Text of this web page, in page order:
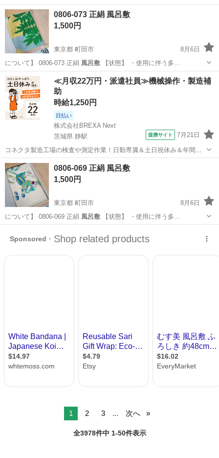
東京 町田市 ファブリック、カバー
0806-073 正絹 風呂敷
1,500円
東京都 町田市
8月6日
について】 0806-073 正絹 風呂敷 【状態】 ・使用に伴う多…
東京 町田市 ファブリック、カバー 風呂敷
≪月収22万円・派遣社員≫機械操作・製造補
助
時給1,250円
日払い
株式会社BREXA Next
茨城県 静駅
提携サイト 7月21日
コネクタ製造工場の検査や測定作業！日勤専属＆土日祝休み＆年間休
日128日★クリーンルーム内作業★マイカー通勤OK＆無料駐車場あり
★就業先食堂利用可！日払い制度あり！《茨城県常陸大宮市》 人気の
工場のお仕事 ◇コネクタ製造工...
茨城 常陸大宮市 静駅 その他
0806-069 正絹 風呂敷
1,500円
東京都 町田市
8月6日
について】 0806-069 正絹 風呂敷 【状態】 ・使用に伴う多…
1 2 3 ... 次へ
全3978件中 1-50件表示